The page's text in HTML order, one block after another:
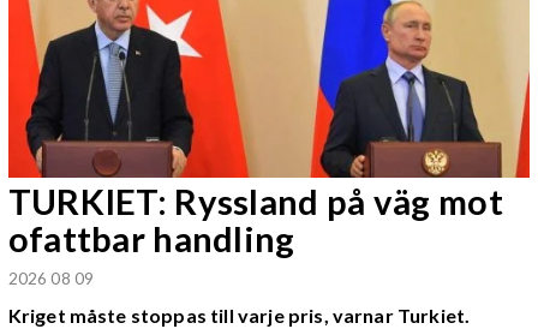
TURKIET: Ryssland på väg mot
ofattbar handling
2026 08 09
Kriget måste stoppas till varje pris, varnar Turkiet.